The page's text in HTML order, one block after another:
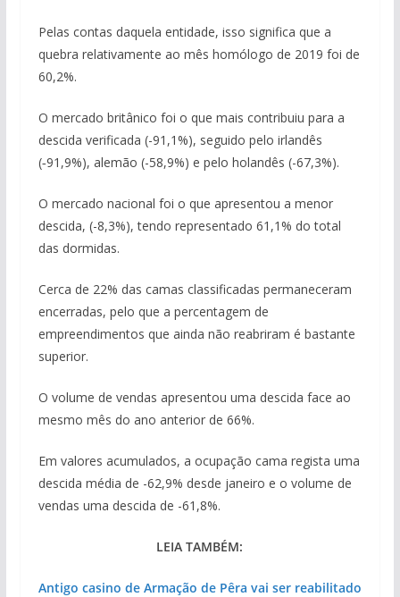
Pelas contas daquela entidade, isso significa que a
quebra relativamente ao mês homólogo de 2019 foi de
60,2%.
O mercado britânico foi o que mais contribuiu para a
descida verificada (-91,1%), seguido pelo irlandês
(‑91,9%), alemão (-58,9%) e pelo holandês (-67,3%).
O mercado nacional foi o que apresentou a menor
descida, (-8,3%), tendo representado 61,1% do total
das dormidas.
Cerca de 22% das camas classificadas permaneceram
encerradas, pelo que a percentagem de
empreendimentos que ainda não reabriram é bastante
superior.
O volume de vendas apresentou uma descida face ao
mesmo mês do ano anterior de 66%.
Em valores acumulados, a ocupação cama regista uma
descida média de -62,9% desde janeiro e o volume de
vendas uma descida de -61,8%.
LEIA TAMBÉM:
Antigo casino de Armação de Pêra vai ser reabilitado